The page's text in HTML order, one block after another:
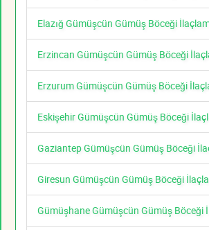
Elazığ Gümüşcün Gümüş Böceği
Erzincan Gümüşcün Gümüş Böceği
Erzurum Gümüşcün Gümüş Böceği
Eskişehir Gümüşcün Gümüş Böceği
Gaziantep Gümüşcün Gümüş Böceği
Giresun Gümüşcün Gümüş Böceği
Gümüşhane Gümüşcün Gümüş Böceği